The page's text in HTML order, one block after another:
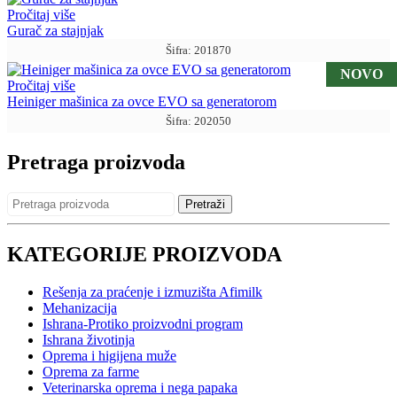
Pročitaj više
Gurač za stajnjak
Šifra: 201870
NOVO
Pročitaj više
Heiniger mašinica za ovce EVO sa generatorom
Šifra: 202050
Pretraga proizvoda
Pretraži
KATEGORIJE PROIZVODA
Rešenja za praćenje i izmuzišta Afimilk
Mehanizacija
Ishrana-Protiko proizvodni program
Ishrana životinja
Oprema i higijena muže
Oprema za farme
Veterinarska oprema i nega papaka